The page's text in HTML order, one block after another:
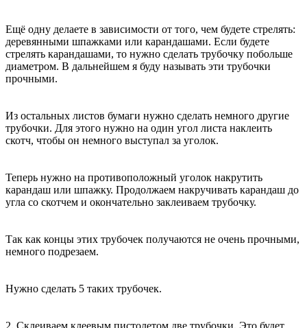
Ещё одну делаете в зависимости от того, чем будете стрелять:
деревянными шпажками или карандашами. Если будете
стрелять карандашами, то нужно сделать трубочку побольше
диаметром. В дальнейшем я буду называть эти трубочки
прочными.
Из остальных листов бумаги нужно сделать немного другие
трубочки. Для этого нужно на один угол листа наклеить
скотч, чтобы он немного выступал за уголок.
Теперь нужно на противоположный уголок накрутить
карандаш или шпажку. Продолжаем накручивать карандаш до
угла со скотчем и окончательно заклеиваем трубочку.
Так как концы этих трубочек получаются не очень прочными,
немного подрезаем.
Нужно сделать 5 таких трубочек.